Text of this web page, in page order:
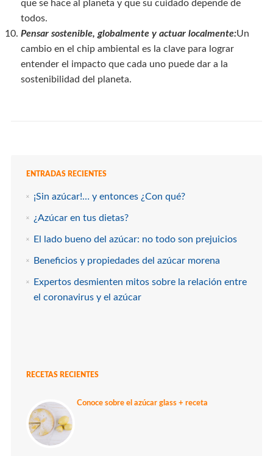
que se hace al planeta y que su cuidado depende de
todos.
Pensar sostenible, globalmente y actuar localmente:Un
cambio en el chip ambiental es la clave para lograr
entender el impacto que cada uno puede dar a la
sostenibilidad del planeta.
ENTRADAS RECIENTES
¡Sin azúcar!… y entonces ¿Con qué?
¿Azúcar en tus dietas?
El lado bueno del azúcar: no todo son prejuicios
Beneficios y propiedades del azúcar morena
Expertos desmienten mitos sobre la relación entre
el coronavirus y el azúcar
RECETAS RECIENTES
Conoce sobre el azúcar glass + receta